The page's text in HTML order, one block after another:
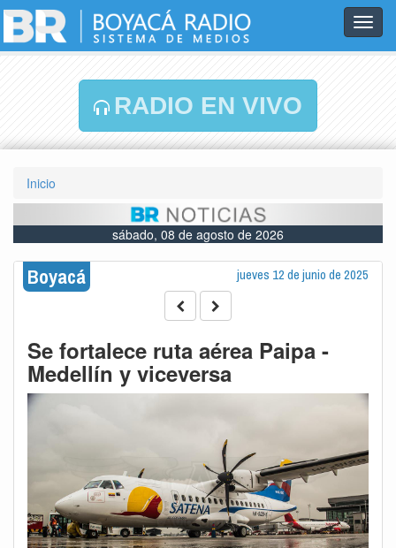
RADIO EN VIVO
Inicio
sábado, 08 de agosto de 2026
Boyacá jueves 12 de junio de 2025
Se fortalece ruta aérea Paipa -
Medellín y viceversa